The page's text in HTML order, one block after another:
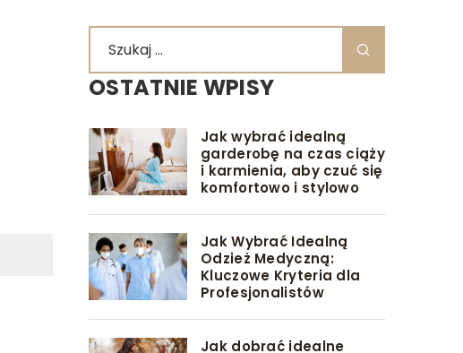
OSTATNIE WPISY
Jak wybrać idealną
garderobę na czas ciąży
i karmienia, aby czuć się
komfortowo i stylowo
Jak Wybrać Idealną
Odzież Medyczną:
Kluczowe Kryteria dla
Profesjonalistów
Jak dobrać idealne